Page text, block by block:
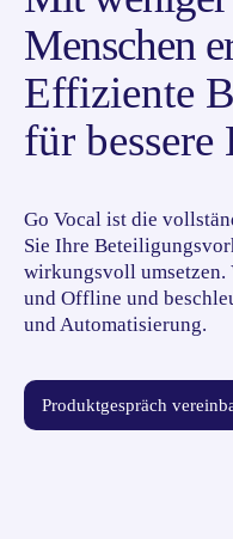
Menschen
Effiziente
für bessere
Go Vocal ist die
Sie Ihre
wirkungsvoll umsetzen.
und Offline und
und Automatisierung.
Produktgespräch